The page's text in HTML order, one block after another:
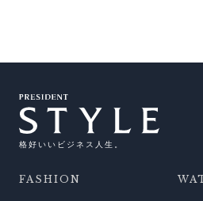
格好いいビジネス人生。
FASHION